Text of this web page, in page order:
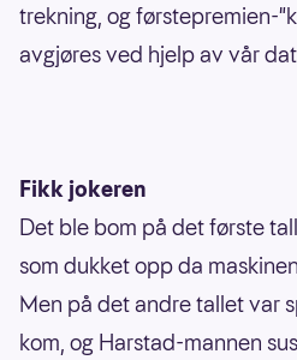
trekning, og førstepremien-
avgjøres ved hjelp av vår
Fikk jokeren
Det ble bom på det første
som dukket opp da
Men på det andre tallet var
kom, og Harstad-mannen